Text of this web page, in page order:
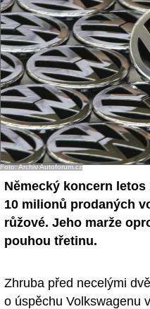
Foto: Archiv Autoforum.cz
Německý koncern
10 milionů prodaných
růžové. Jeho marže
pouhou třetinu.
Zhruba před necelými
o úspěchu Volkswagenu